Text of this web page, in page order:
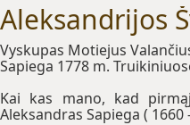
Aleksandrijos
Vyskupas Motiejus
Sapiega 1778 m.
Kai kas mano, kad
Aleksandras Sapiega (